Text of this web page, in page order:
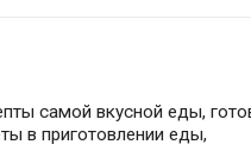
самой вкусной еды,
в приготовлении еды,